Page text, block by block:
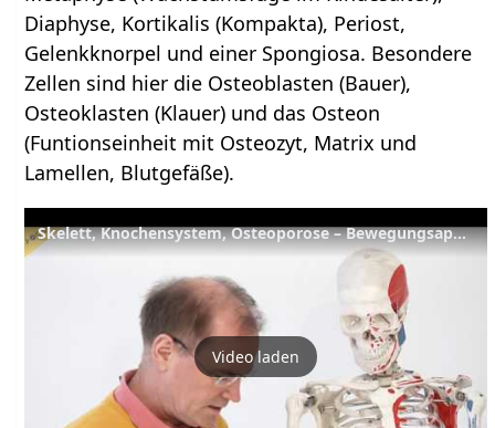
Diaphyse, Kortikalis (Kompakta), Periost,
Gelenkknorpel und einer Spongiosa. Besondere
Zellen sind hier die Osteoblasten (Bauer),
Osteoklasten (Klauer) und das Osteon
(Funtionseinheit mit Osteozyt, Matrix und
Lamellen, Blutgefäße).
Skelett, Knochensystem, Osteoporose – Bewegungsapparat, Teil 1 – YVS336 – Wirkung von Yogaübungen
Video laden